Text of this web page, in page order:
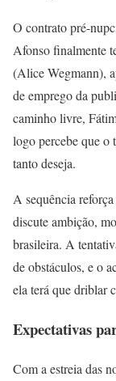
O contrato pré-
Afonso finalmente
(Alice Wegmann),
de emprego da
caminho livre,
logo percebe que o
tanto deseja.
A sequência
discute ambição,
brasileira. A
de obstáculos, e o
ela terá que driblar
Expectativas
Com a estreia das